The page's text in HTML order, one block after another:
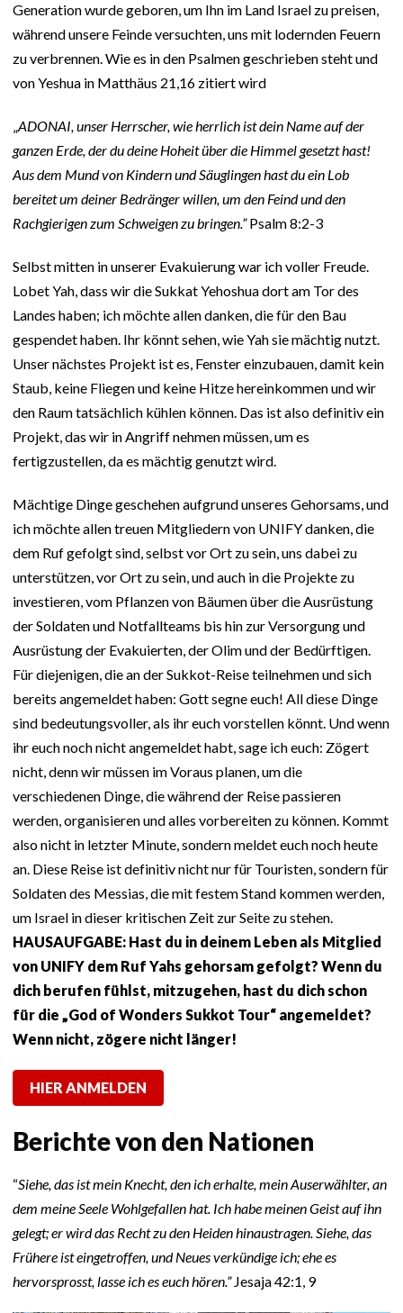
Generation wurde geboren, um Ihn im Land Israel zu preisen,
während unsere Feinde versuchten, uns mit lodernden Feuern
zu verbrennen. Wie es in den Psalmen geschrieben steht und
von Yeshua in Matthäus 21,16 zitiert wird
„ADONAI, unser Herrscher, wie herrlich ist dein Name auf der
ganzen Erde, der du deine Hoheit über die Himmel gesetzt hast!
Aus dem Mund von Kindern und Säuglingen hast du ein Lob
bereitet um deiner Bedränger willen, um den Feind und den
Rachgierigen zum Schweigen zu bringen.”Psalm 8:2-3
Selbst mitten in unserer Evakuierung war ich voller Freude.
Lobet Yah, dass wir die Sukkat Yehoshua dort am Tor des
Landes haben; ich möchte allen danken, die für den Bau
gespendet haben. Ihr könnt sehen, wie Yah sie mächtig nutzt.
Unser nächstes Projekt ist es, Fenster einzubauen, damit kein
Staub, keine Fliegen und keine Hitze hereinkommen und wir
den Raum tatsächlich kühlen können. Das ist also definitiv ein
Projekt, das wir in Angriff nehmen müssen, um es
fertigzustellen, da es mächtig genutzt wird.
Mächtige Dinge geschehen aufgrund unseres Gehorsams, und
ich möchte allen treuen Mitgliedern von UNIFY danken, die
dem Ruf gefolgt sind, selbst vor Ort zu sein, uns dabei zu
unterstützen, vor Ort zu sein, und auch in die Projekte zu
investieren, vom Pflanzen von Bäumen über die Ausrüstung
der Soldaten und Notfallteams bis hin zur Versorgung und
Ausrüstung der Evakuierten, der Olim und der Bedürftigen.
Für diejenigen, die an der Sukkot-Reise teilnehmen und sich
bereits angemeldet haben: Gott segne euch! All diese Dinge
sind bedeutungsvoller, als ihr euch vorstellen könnt. Und wenn
ihr euch noch nicht angemeldet habt, sage ich euch: Zögert
nicht, denn wir müssen im Voraus planen, um die
verschiedenen Dinge, die während der Reise passieren
werden, organisieren und alles vorbereiten zu können. Kommt
also nicht in letzter Minute, sondern meldet euch noch heute
an. Diese Reise ist definitiv nicht nur für Touristen, sondern für
Soldaten des Messias, die mit festem Stand kommen werden,
um Israel in dieser kritischen Zeit zur Seite zu stehen.
HAUSAUFGABE: Hast du in deinem Leben als Mitglied
von UNIFY dem Ruf Yahs gehorsam gefolgt? Wenn du
dich berufen fühlst, mitzugehen, hast du dich schon
für die „God of Wonders Sukkot Tour“ angemeldet?
Wenn nicht, zögere nicht länger!
HIER ANMELDEN
Berichte von den Nationen
“Siehe, das ist mein Knecht, den ich erhalte, mein Auserwählter, an
dem meine Seele Wohlgefallen hat. Ich habe meinen Geist auf ihn
gelegt; er wird das Recht zu den Heiden hinaustragen. Siehe, das
Frühere ist eingetroffen, und Neues verkündige ich; ehe es
hervorsprosst, lasse ich es euch hören.”Jesaja 42:1, 9